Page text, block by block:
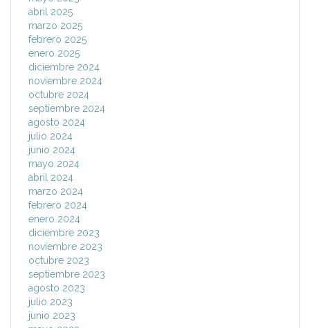
abril 2025
marzo 2025
febrero 2025
enero 2025
diciembre 2024
noviembre 2024
octubre 2024
septiembre 2024
agosto 2024
julio 2024
junio 2024
mayo 2024
abril 2024
marzo 2024
febrero 2024
enero 2024
diciembre 2023
noviembre 2023
octubre 2023
septiembre 2023
agosto 2023
julio 2023
junio 2023